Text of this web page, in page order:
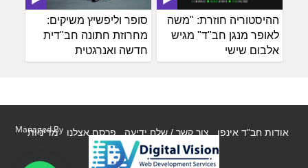
סופר וליפשיץ משיקים:
מחרוזת חתונה חב"דית
חדשה ואנרגטית
ההיסטוריה חוזרת: "משה
לאופר מנגן חב"ד" מגיש
אלבום שישי
אודות חב"ד אינפו צור קשר / שלח ידיעה פרסם אצלנו מדיניות
Managed By